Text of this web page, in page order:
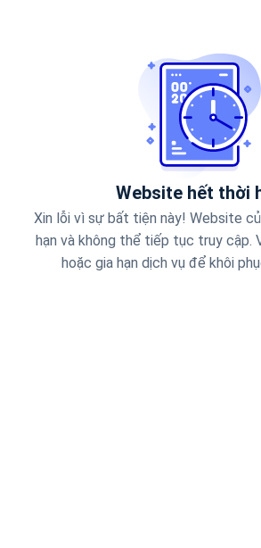
Website hết thời
Xin lỗi vì sự bất tiện này! Website
hạn và không thể tiếp tục truy cập.
hoặc gia hạn dịch vụ để khôi